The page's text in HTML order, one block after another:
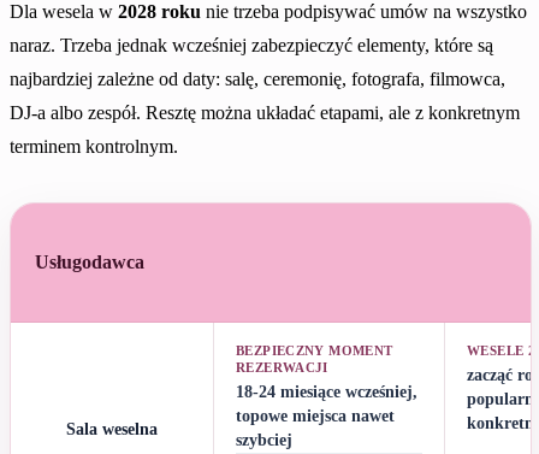
Dla wesela w 2028 roku nie trzeba podpisywać umów na wszystko
naraz. Trzeba jednak wcześniej zabezpieczyć elementy, które są
najbardziej zależne od daty: salę, ceremonię, fotografa, filmowca,
DJ-a albo zespół. Resztę można układać etapami, ale z konkretnym
terminem kontrolnym.
Usługodawca
Sala weselna
BEZPIECZNY MOMENT
REZERWACJI
18-24 miesiące wcześniej,
topowe miejsca nawet
szybciej
WESELE
zacząć